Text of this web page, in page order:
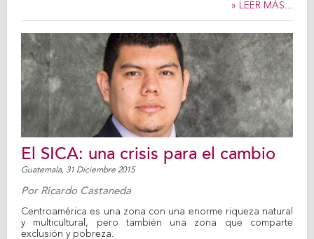
» LEER MÁS...
El SICA: una crisis para el cambio
Guatemala, 31 Diciembre 2015
Por Ricardo Castaneda
Centroamérica es una zona con una enorme riqueza natural
y multicultural, pero también una zona que comparte
exclusión y pobreza.